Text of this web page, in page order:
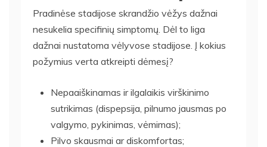
Pradinėse stadijose skrandžio vėžys dažnai
nesukelia specifinių simptomų. Dėl to liga
dažnai nustatoma vėlyvose stadijose. Į kokius
požymius verta atkreipti dėmesį?
Nepaaiškinamas ir ilgalaikis virškinimo
sutrikimas (dispepsija, pilnumo jausmas po
valgymo, pykinimas, vėmimas);
Pilvo skausmai ar diskomfortas;